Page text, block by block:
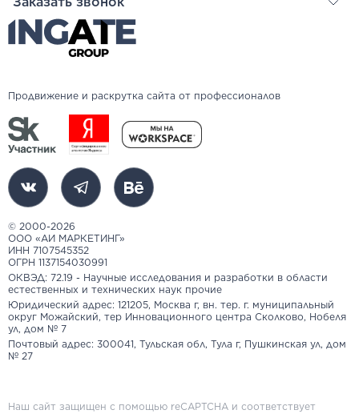
Продвижение и раскрутка сайта от профессионалов
© 2000-2026
ООО «АИ МАРКЕТИНГ»
ИНН 7107545352
ОГРН 1137154030991
ОКВЭД: 72.19 - Научные исследования и разработки в области
естественных и технических наук прочие
Юридический адрес: 121205, Москва г, вн. тер. г. муниципальный
округ Можайский, тер Инновационного центра Сколково, Нобеля
ул, дом № 7
Почтовый адрес: 300041, Тульская обл, Тула г, Пушкинская ул, дом
№ 27
Наш сайт защищен с помощью reCAPTCHA и соответствует